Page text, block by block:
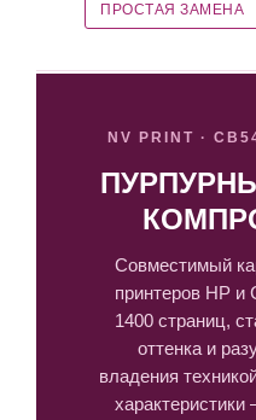
ПРОСТАЯ ЗАМЕНА
NV PRINT ·
Совместимый
принтеров HP и
1400 страниц,
оттенка и
владения
характеристики